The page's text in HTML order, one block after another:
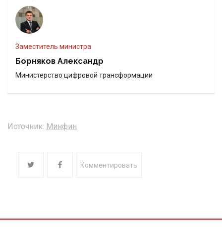
Заместитель министра
Борняков Александр
Министерство цифровой трансформации
Источник: Минфин
Комментировать